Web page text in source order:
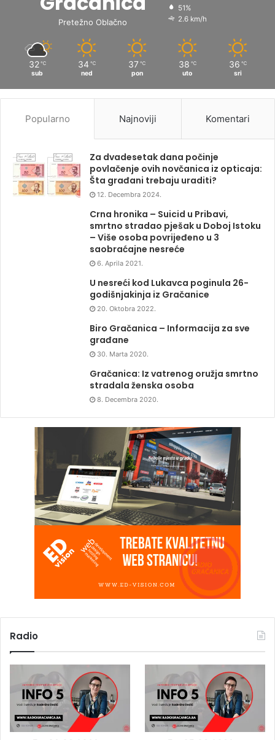
Pretežno Oblačno
51%
2.6 km/h
32 ℃
sub
34 ℃
ned
37 ℃
pon
38 ℃
uto
36 ℃
sri
Popularno Najnoviji Komentari
Za dvadesetak dana počinje
povlačenje ovih novčanica iz opticaja:
Šta građani trebaju uraditi?
12. Decembra 2024.
Crna hronika – Suicid u Pribavi,
smrtno stradao pješak u Doboj Istoku
– Više osoba povrijeđeno u 3
saobraćajne nesreće
6. Aprila 2021.
U nesreći kod Lukavca poginula 26-
godišnjakinja iz Gračanice
20. Oktobra 2022.
Biro Gračanica – Informacija za sve
građane
30. Marta 2020.
Gračanica: Iz vatrenog oružja smrtno
stradala ženska osoba
8. Decembra 2020.
Radio